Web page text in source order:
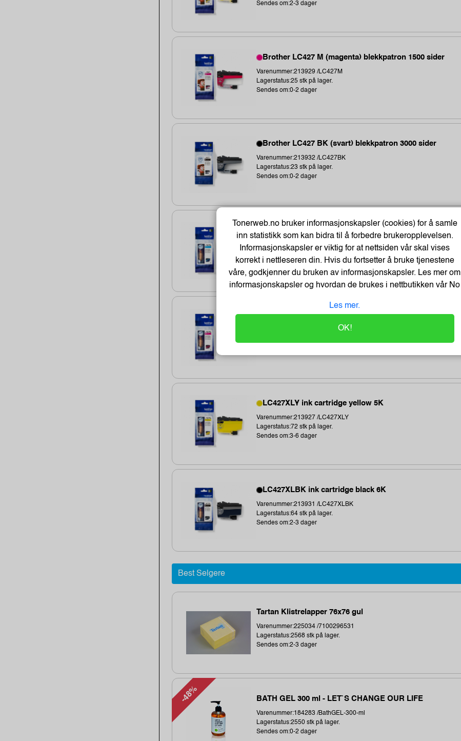
Sendes om:2-3 dager
Brother LC427 M (magenta) blekkpatron 1500 sider
Varenummer:213929 /LC427M
Lagerstatus:25 stk på lager.
Sendes om:0-2 dager
Brother LC427 BK (svart) blekkpatron 3000 sider
Varenummer:213932 /LC427BK
Lagerstatus:23 stk på lager.
Sendes om:0-2 dager
LC427XLC ink cartridge cyan 5K
Varenummer:213925 /LC427XLC
Lagerstatus:60 stk på lager.
Sendes om:3-6 dager
LC427XLM ink cartridge magenta 5K
Varenummer:213926 /LC427XLM
LC427XLY ink cartridge yellow 5K
Varenummer:213927 /LC427XLY
Lagerstatus:72 stk på lager.
Sendes om:3-6 dager
LC427XLBK ink cartridge black 6K
Varenummer:213931 /LC427XLBK
Lagerstatus:64 stk på lager.
Sendes om:2-3 dager
Best Selgere
Tartan Klistrelapper 76x76 gul
Varenummer:225034 /7100296531
Lagerstatus:2568 stk på lager.
Sendes om:2-3 dager
-48% BATH GEL 300 ml - LET`S CHANGE OUR LIFE
Varenummer:184283 /BathGEL-300-ml
Lagerstatus:2550 stk på lager.
Sendes om:0-2 dager
Tonerweb.no bruker informasjonskapsler (cookies) for å samle
inn statistikk som kan bidra til å forbedre brukeropplevelsen.
Informasjonskapsler er viktig for at nettsiden vår skal vises
korrekt i nettleseren din. Hvis du fortsetter å bruke tjenestene
våre, godkjenner du bruken av informasjonskapsler. Les mer om
informasjonskapsler og hvordan de brukes i nettbutikken vårNo
Les mer.
OK!